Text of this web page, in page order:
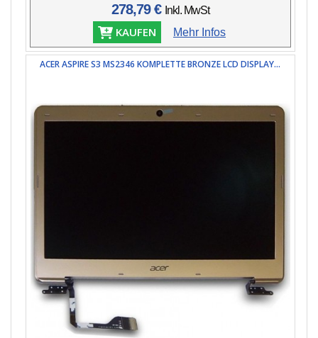
278,79 € Inkl. MwSt
KAUFEN Mehr Infos
ACER ASPIRE S3 MS2346 KOMPLETTE BRONZE LCD DISPLAY...